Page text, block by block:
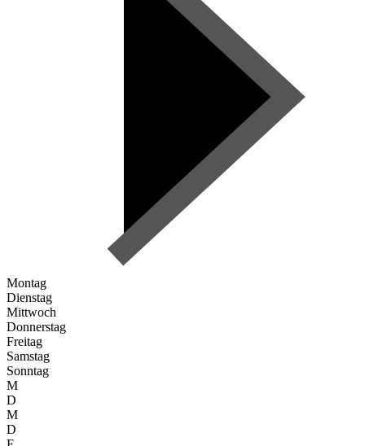
Montag
Dienstag
Mittwoch
Donnerstag
Freitag
Samstag
Sonntag
M
D
M
D